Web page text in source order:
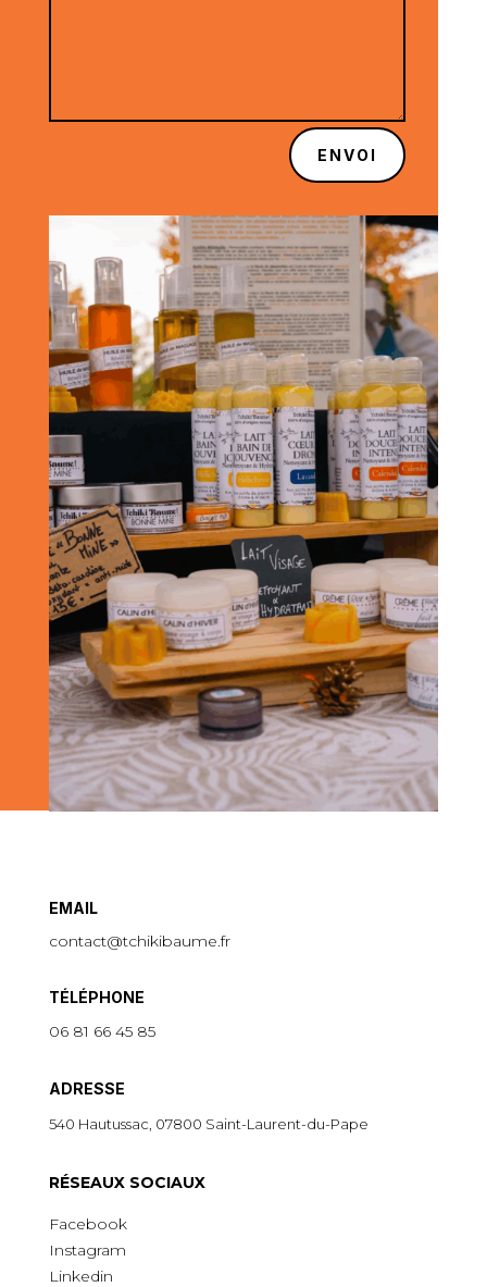
ENVOI
EMAIL
contact@tchikibaume.fr
TÉLÉPHONE
06 81 66 45 85
ADRESSE
540 Hautussac, 07800 Saint-Laurent-du-Pape
RÉSEAUX SOCIAUX
Facebook
Instagram
Linkedin